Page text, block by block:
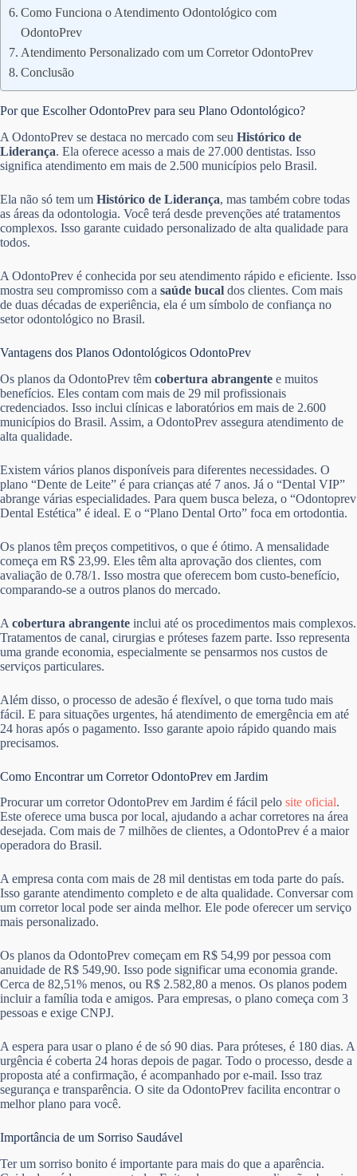
Como Funciona o Atendimento Odontológico com
OdontoPrev
Atendimento Personalizado com um Corretor OdontoPrev
Conclusão
Por que Escolher OdontoPrev para seu Plano Odontológico?
A OdontoPrev se destaca no mercado com seu Histórico de
Liderança. Ela oferece acesso a mais de 27.000 dentistas. Isso
significa atendimento em mais de 2.500 municípios pelo Brasil.
Ela não só tem um Histórico de Liderança, mas também cobre todas
as áreas da odontologia. Você terá desde prevenções até tratamentos
complexos. Isso garante cuidado personalizado de alta qualidade para
todos.
A OdontoPrev é conhecida por seu atendimento rápido e eficiente. Isso
mostra seu compromisso com a saúde bucal dos clientes. Com mais
de duas décadas de experiência, ela é um símbolo de confiança no
setor odontológico no Brasil.
Vantagens dos Planos Odontológicos OdontoPrev
Os planos da OdontoPrev têm cobertura abrangente e muitos
benefícios. Eles contam com mais de 29 mil profissionais
credenciados. Isso inclui clínicas e laboratórios em mais de 2.600
municípios do Brasil. Assim, a OdontoPrev assegura atendimento de
alta qualidade.
Existem vários planos disponíveis para diferentes necessidades. O
plano “Dente de Leite” é para crianças até 7 anos. Já o “Dental VIP”
abrange várias especialidades. Para quem busca beleza, o “Odontoprev
Dental Estética” é ideal. E o “Plano Dental Orto” foca em ortodontia.
Os planos têm preços competitivos, o que é ótimo. A mensalidade
começa em R$ 23,99. Eles têm alta aprovação dos clientes, com
avaliação de 0.78/1. Isso mostra que oferecem bom custo-benefício,
comparando-se a outros planos do mercado.
A cobertura abrangente inclui até os procedimentos mais complexos.
Tratamentos de canal, cirurgias e próteses fazem parte. Isso representa
uma grande economia, especialmente se pensarmos nos custos de
serviços particulares.
Além disso, o processo de adesão é flexível, o que torna tudo mais
fácil. E para situações urgentes, há atendimento de emergência em até
24 horas após o pagamento. Isso garante apoio rápido quando mais
precisamos.
Como Encontrar um Corretor OdontoPrev em Jardim
Procurar um corretor OdontoPrev em Jardim é fácil pelo site oficial.
Este oferece uma busca por local, ajudando a achar corretores na área
desejada. Com mais de 7 milhões de clientes, a OdontoPrev é a maior
operadora do Brasil.
A empresa conta com mais de 28 mil dentistas em toda parte do país.
Isso garante atendimento completo e de alta qualidade. Conversar com
um corretor local pode ser ainda melhor. Ele pode oferecer um serviço
mais personalizado.
Os planos da OdontoPrev começam em R$ 54,99 por pessoa com
anuidade de R$ 549,90. Isso pode significar uma economia grande.
Cerca de 82,51% menos, ou R$ 2.582,80 a menos. Os planos podem
incluir a família toda e amigos. Para empresas, o plano começa com 3
pessoas e exige CNPJ.
A espera para usar o plano é de só 90 dias. Para próteses, é 180 dias. A
urgência é coberta 24 horas depois de pagar. Todo o processo, desde a
proposta até a confirmação, é acompanhado por e-mail. Isso traz
segurança e transparência. O site da OdontoPrev facilita encontrar o
melhor plano para você.
Importância de um Sorriso Saudável
Ter um sorriso bonito é importante para mais do que a aparência.